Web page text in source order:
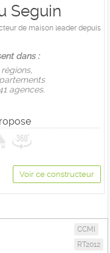
Seguin
de maison leader depuis
dans :
règions,
agences.
Voir ce constructeur
CCMI
RT2012